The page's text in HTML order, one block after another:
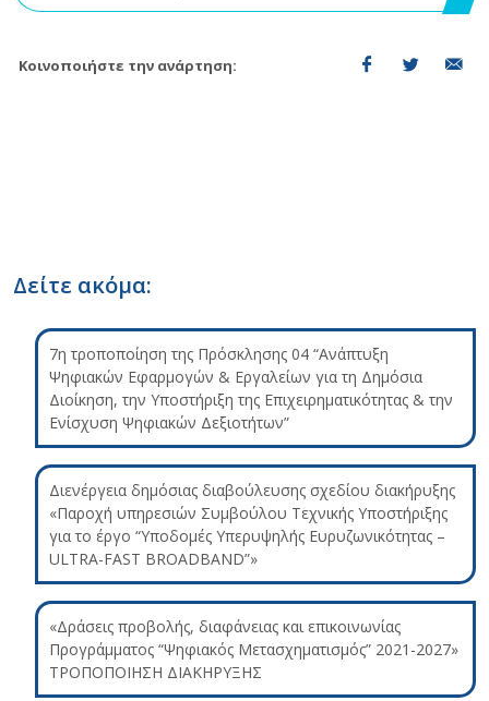
Κοινοποιήστε την ανάρτηση:
Δείτε ακόμα:
7η τροποποίηση της Πρόσκλησης 04 “Ανάπτυξη
Ψηφιακών Εφαρμογών & Εργαλείων για τη Δημόσια
Διοίκηση, την Υποστήριξη της Επιχειρηματικότητας & την
Ενίσχυση Ψηφιακών Δεξιοτήτων”
Διενέργεια δημόσιας διαβούλευσης σχεδίου διακήρυξης
«Παροχή υπηρεσιών Συμβούλου Τεχνικής Υποστήριξης
για το έργο “Υποδομές Υπερυψηλής Ευρυζωνικότητας –
ULTRA-FAST BROADBAND”»
«Δράσεις προβολής, διαφάνειας και επικοινωνίας
Προγράμματος “Ψηφιακός Μετασχηματισμός” 2021-2027»
ΤΡΟΠΟΠΟΙΗΣΗ ΔΙΑΚΗΡΥΞΗΣ